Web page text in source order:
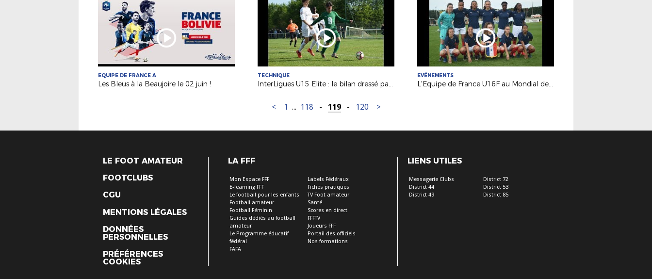
EQUIPE DE FRANCE A
Les Bleus à la Beaujoire le 02 juin !
TECHNIQUE
InterLigues U15 Elite : le bilan dressé par Philippe Dumas (Entraîneur FFF)
EVÉNEMENTS
L'Equipe de France U16F au Mondial de Montaigu !
< 1 ... 118 - 119 - 120 >
LE FOOT AMATEUR
FOOTCLUBS
CGU
MENTIONS LÉGALES
DONNÉES
PERSONNELLES
PRÉFÉRENCES
COOKIES
LA FFF
Mon Espace FFF
E-learning FFF
Le football pour les enfants
Football amateur
Football Féminin
Guides dédiés au football
amateur
Le Programme éducatif
fédéral
FAFA
Labels Fédéraux
Fiches pratiques
TV Foot amateur
Santé
Scores en direct
FFFTV
Joueurs FFF
Portail des officiels
Nos formations
LIENS UTILES
Messagerie Clubs
District 44
District 49
District 72
District 53
District 85